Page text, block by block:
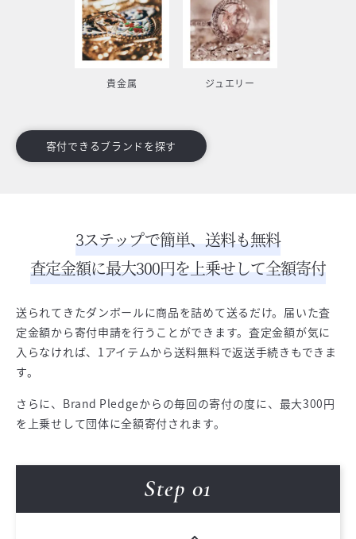
貴金属 ジュエリー
寄付できるブランドを探す
3ステップで簡単、送料も無料
査定金額に最大300円を上乗せして全額寄付
送られてきたダンボールに商品を詰めて送るだけ。届いた査
定金額から寄付申請を行うことができます。査定金額が気に
入らなければ、1アイテムから送料無料で返送手続きもできま
す。
さらに、Brand Pledgeからの毎回の寄付の度に、最大300円
を上乗せして団体に全額寄付されます。
Step 01